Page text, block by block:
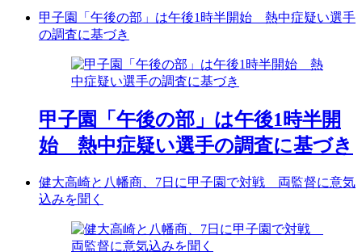
甲子園「午後の部」は午後1時半開始 熱中症疑い選手
の調査に基づき
甲子園「午後の部」は午後1時半開
始 熱中症疑い選手の調査に基づき
健大高崎と八幡商、7日に甲子園で対戦 両監督に意気
込みを聞く